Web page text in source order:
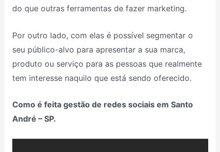
do que outras ferramentas de fazer marketing.
Por outro lado, com elas é possível segmentar o
seu público-alvo para apresentar a sua marca,
produto ou serviço para as pessoas que realmente
tem interesse naquilo que está sendo oferecido.
Como é feita gestão de redes sociais em Santo
André – SP.